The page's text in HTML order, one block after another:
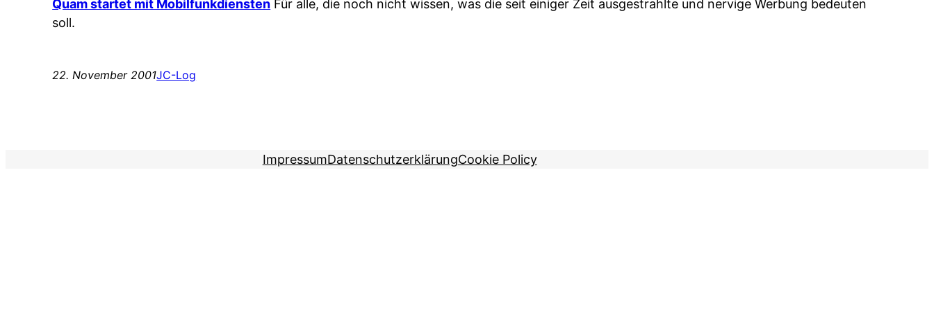
Quam startet mit Mobilfunkdiensten Für alle, die noch nicht wissen, was die seit einiger Zeit ausgestrahlte und nervige Werbung bedeuten
soll.
22. November 2001JC-Log
ImpressumDatenschutzerklärungCookie Policy